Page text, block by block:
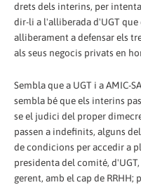
drets dels interins, per
dir-li a l'alliberada d'UGT que
alliberament a defensar els
als seus negocis privats en
Sembla que a UGT i a AMIC-
sembla bé que els interins
se el judici del proper
passen a indefinits, alguns
de condicions per accedir a
presidenta del comité,
gerent, amb el cap de